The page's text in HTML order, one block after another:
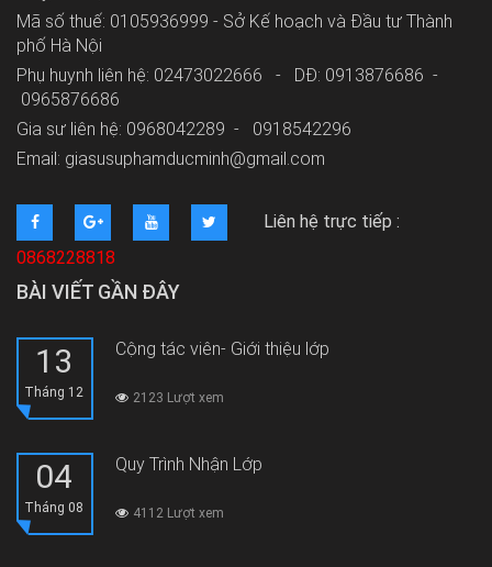
Mã số thuế: 0105936999 - Sở Kế hoạch và Đầu tư Thành
phố Hà Nội
Phụ huynh liên hệ: 02473022666 - DĐ: 0913876686 -
0965876686
Gia sư liên hệ: 0968042289 - 0918542296
Email: giasusuphamducminh@gmail.com
Liên hệ trực tiếp :
0868228818
BÀI VIẾT GẦN ĐÂY
13
Tháng 12
Cộng tác viên- Giới thiệu lớp
2123 Lượt xem
04
Tháng 08
Quy Trình Nhận Lớp
4112 Lượt xem